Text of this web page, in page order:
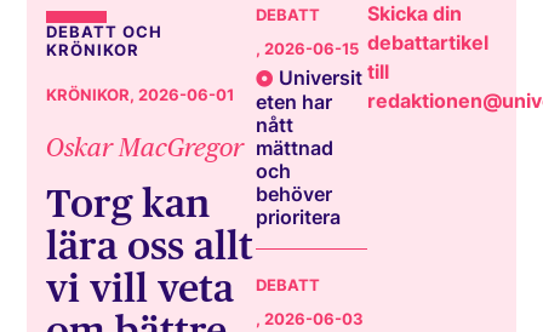
DEBATT OCH
KRÖNIKOR
KRÖNIKOR, 2026-06-01
Oskar MacGregor
Torg kan
lära oss allt
vi vill veta
DEBATT
, 2026-06-15
Universit
eten har
nått
mättnad
och
behöver
prioritera
DEBATT
, 2026-06-03
Skicka din
debattartikel
till